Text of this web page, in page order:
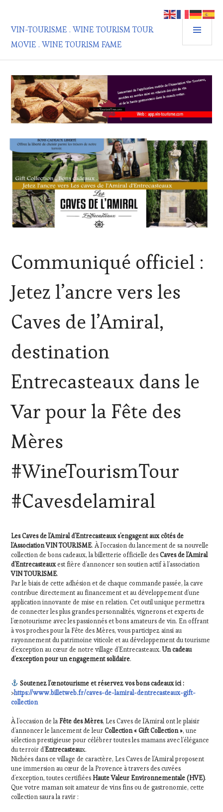
contenu
principal
VIN-TOURISME . WINE TOURISM TOUR
MOVIE . WINE TOURISM FAME
CHALLENGE
HORS
DE
CONFORT,
:
WINE
VOUCHER,
CÔTES-
PROVENCE,
CULTURAL
DOMAINE
VITICOLE,
VIN
TOURISME
LES
CLÉS
VIN
ET
HAUTE
GASTRONOMIE
FRANÇAISE ,
FAMOUS
HOST,
GUEST,
INVITATIONS
&
DÉGUSTATIONS,
WINE
TASTING,
MÉDIAS,
PRESSE
RADIO,
TV,
WEB,
PARTENAIRES
VIN
TOURISME,
PRODUCTEURS
TERROIR,
PROVENCE,
SALONS
INTERNATIONAUX,
TASTING
Communiqué officiel :
Jetez l’ancre vers les
Caves de l’Amiral,
destination
Entrecasteaux dans le
Var pour la Fête des
Mères
#WineTourismTour
#Cavesdelamiral
Les Caves de l’Amiral d’Entrecasteaux s’engagent aux côtés de
l’Association VIN TOURISME. À l’occasion du lancement de sa nouvelle
collection de bons cadeaux, la billetterie officielle desCaves de l’Amiral
d’Entrecasteauxest fière d’annoncer son soutien actif à l’association
VIN TOURISME.
Par le biais de cette adhésion et de chaque commande passée, la cave
contribue directement au financement et au développement d’une
application innovante de mise en relation. Cet outil unique permettra
de connecter les plus grandes personnalités, vignerons et experts de
l’œnotourisme avec les passionnés et bons amateurs de vin. En offrant
à vos proches pour la Fête des Mères, vous participez ainsi au
rayonnement du patrimoine viticole et au développement du tourisme
d’exception au cœur de notre village d’Entrecasteaux.Un cadeau
d’exception pour un engagement solidaire.
Soutenez l’œnotourisme et réservez vos bons cadeaux ici :
>https://www.billetweb.fr/caves-de-lamiral-dentrecasteaux-gift-
collection
À l’occasion de la Fête des Mères, Les Caves de l’Amiral ont le plaisir
d’annoncer le lancement de leurCollection « Gift Collection », une
sélection prestigieuse pour célébrer toutes les mamans avec l’élégance
du terroir d’Entrecasteaux.
Nichées dans ce village de caractère, Les Caves de l’Amiral proposent
une immersion au cœur de la Provence à travers des cuvées
d’exception, toutes certifiées Haute Valeur Environnementale (HVE).
Que votre maman soit amateur de vins fins ou de gastronomie, cette
collection saura la ravir :